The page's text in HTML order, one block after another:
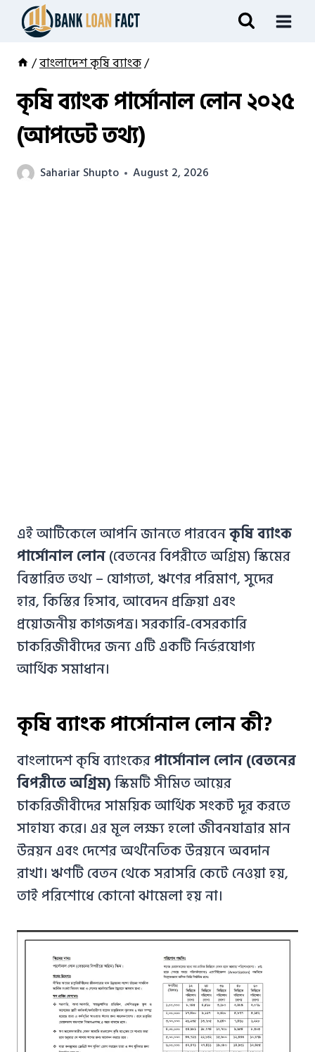
Skip
content
/বাংলাদেশ কৃষি ব্যাংক/
কৃষি ব্যাংক পার্সোনাল লোন ২০২৫
(আপডেট তথ্য)
Sahariar Shupto August 2, 2026
এই আর্টিকেলে আপনি জানতে পারবেনকৃষি ব্যাংক
পার্সোনাল লোন(বেতনের বিপরীতে অগ্রিম) স্কিমের
বিস্তারিত তথ্য – যোগ্যতা, ঋণের পরিমাণ, সুদের
হার, কিস্তির হিসাব, আবেদন প্রক্রিয়া এবং
প্রয়োজনীয় কাগজপত্র। সরকারি-বেসরকারি
চাকরিজীবীদের জন্য এটি একটি নির্ভরযোগ্য
আর্থিক সমাধান।
কৃষি ব্যাংক পার্সোনাল লোন কী?
বাংলাদেশ কৃষি ব্যাংকেরপার্সোনাল লোন (বেতনের
বিপরীতে অগ্রিম)স্কিমটি সীমিত আয়ের
চাকরিজীবীদের সাময়িক আর্থিক সংকট দূর করতে
সাহায্য করে। এর মূল লক্ষ্য হলো জীবনযাত্রার মান
উন্নয়ন এবং দেশের অর্থনৈতিক উন্নয়নে অবদান
রাখা। ঋণটি বেতন থেকে সরাসরি কেটে নেওয়া হয়,
তাই পরিশোধে কোনো ঝামেলা হয় না।